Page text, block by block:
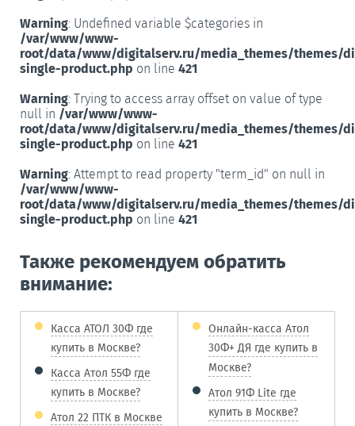
Warning: Undefined variable $categories in
/var/www/www-
root/data/www/digitalserv.ru/media_themes/themes/
single-product.php on line 421
Warning: Trying to access array offset on value of type
null in /var/www/www-
root/data/www/digitalserv.ru/media_themes/themes/
single-product.php on line 421
Warning: Attempt to read property "term_id" on null in
/var/www/www-
root/data/www/digitalserv.ru/media_themes/themes/
single-product.php on line 421
Также рекомендуем обратить
внимание:
Касса АТОЛ 30Ф где
купить в Москве?
Касса Атол 55Ф где
купить в Москве?
Атол 22 ПТК в Москве
Онлайн-касса Атол
30Ф+ ДЯ где купить в
Москве?
Атол 91Ф Lite где
купить в Москве?